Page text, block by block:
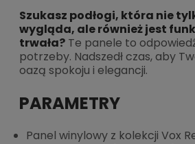
Szukasz podłogi, która nie
wygląda, ale również jest
trwała? Te panele to
potrzeby. Nadszedł czas, aby
oazą spokoju i elegancji.
PARAMETRY
Panel winylowy z kolekcji Vox